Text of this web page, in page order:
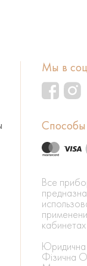
Мы в
Все
Фізична